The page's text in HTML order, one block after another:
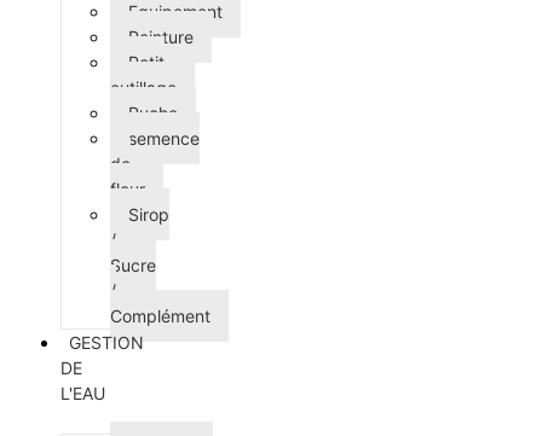
Equipement
Peinture
Petit
outillage
Ruche
semence
de
fleur
Sirop
/
Sucre
/
Complément
GESTION
DE
L'EAU